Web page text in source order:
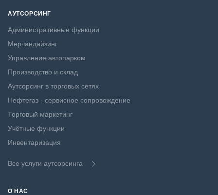
АУТСОРСИНГ
Административные функции
Мерчандайзинг
Управление автопарком
Производство и склад
Аутсорсинг в торговых сетях
Нефтегаз - сервисное сопровождение
Торговый маркетинг
Учётные функции
Инвентаризация
Все услуги аутсорсинга
О НАС